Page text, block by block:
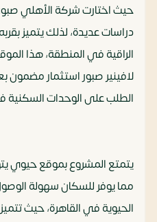
حيث اختارت شركة الأهلي
دراسات عديدة، لذلك يتميز
الراقية في المنطقة، هذا
لافينير صبور استثمار مضمون
الطلب على الوحدات
يتمتع المشروع بموقع حيوي
مما يوفر للسكان سهولة
الحيوية في القاهرة، حيث